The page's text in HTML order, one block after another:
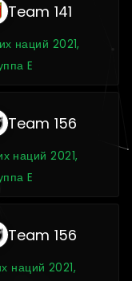
Team 141
наций 2021,
E
Team 156
наций 2021,
E
Team 156
наций 2021,